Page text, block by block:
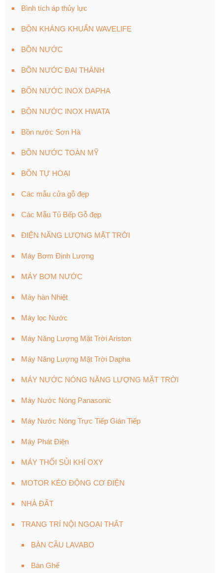
Bình tích áp thủy lực
BỒN KHÁNG KHUẨN WAVELIFE
BỒN NƯỚC
BỒN NƯỚC ĐẠI THÀNH
BỒN NƯỚC INOX DAPHA
BỒN NƯỚC INOX HWATA
Bồn nước Sơn Hà
BỒN NƯỚC TOÀN MỸ
BỒN TỰ HOẠI
Các mẫu cửa gỗ đẹp
Các Mẫu Tủ Bếp Gỗ đẹp
ĐIỆN NĂNG LƯỢNG MẶT TRỜI
Máy Bơm Định Lượng
MÁY BƠM NƯỚC
Máy hàn Nhiệt
Máy lọc Nước
Máy Năng Lượng Mặt Trời Ariston
Máy Năng Lượng Mặt Trời Dapha
MÁY NƯỚC NÓNG NĂNG LƯỢNG MẶT TRỜI
Máy Nước Nóng Panasonic
Máy Nước Nóng Trực Tiếp Gián Tiếp
Máy Phát Điện
MÁY THỔI SỦI KHÍ OXY
MOTOR KÉO ĐỘNG CƠ ĐIỆN
NHÀ ĐẤT
TRANG TRÍ NỘI NGOẠI THẤT
BÀN CẦU LAVABO
Bàn Ghế